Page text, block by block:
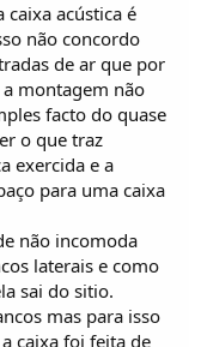
acústica é
não concordo
de ar que por
montagem não
facto do quase
o que traz
exercida e a
para uma caixa
não incomoda
laterais e como
sai do sitio.
mas para isso
caixa foi feita de